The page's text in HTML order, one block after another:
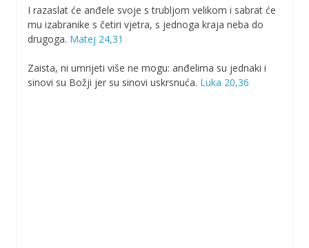
I razaslat će anđele svoje s trubljom velikom i sabrat će
mu izabranike s četiri vjetra, s jednoga kraja neba do
drugoga. Matej 24,31
Zaista, ni umrijeti više ne mogu: anđelima su jednaki i
sinovi su Božji jer su sinovi uskrsnuća. Luka 20,36